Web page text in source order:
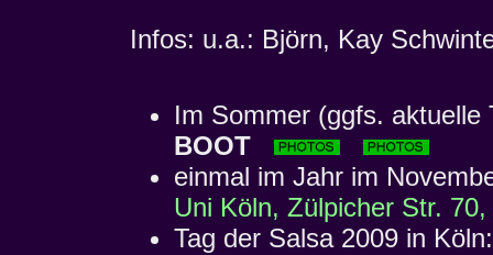
Infos: u.a.: Björn, Kay
Im Sommer (ggfs. aktuelle
BOOT
einmal im Jahr im
Uni Köln, Zülpicher Str.
Tag der Salsa 2009 in